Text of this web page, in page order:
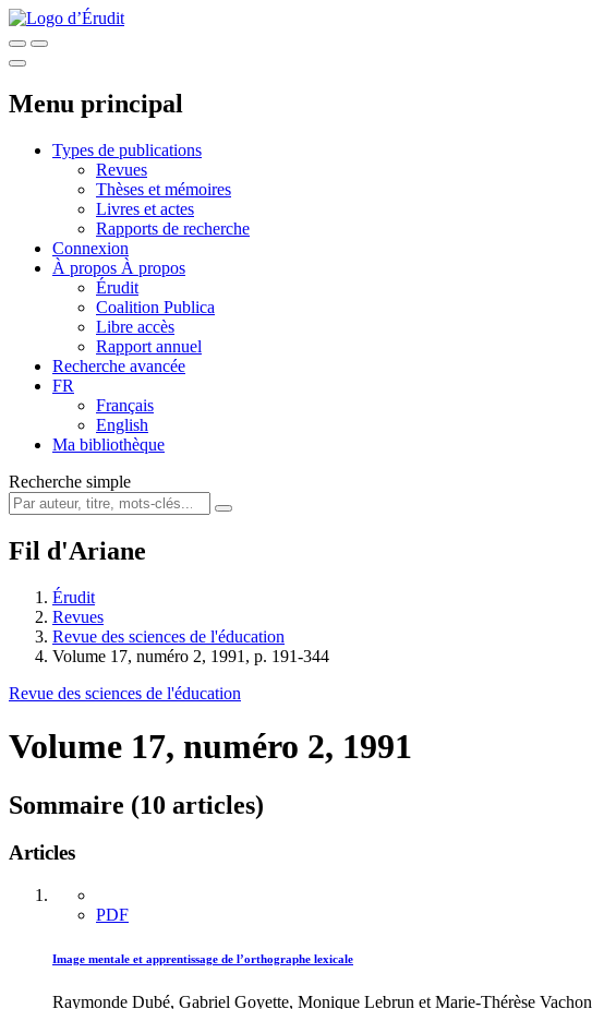
Menu principal
Types de publications
Revues
Thèses et mémoires
Livres et actes
Rapports de recherche
Connexion
À propos À propos
Érudit
Coalition Publica
Libre accès
Rapport annuel
Recherche avancée
FR
Français
English
Ma bibliothèque
Recherche simple
Fil d'Ariane
Érudit
Revues
Revue des sciences de l'éducation
Volume 17, numéro 2, 1991, p. 191-344
Revue des sciences de l'éducation
Volume 17, numéro 2, 1991
Sommaire (10 articles)
Articles
PDF
Image mentale et apprentissage de l’orthographe lexicale
Raymonde Dubé, Gabriel Goyette, Monique Lebrun et Marie-Thérèse Vachon